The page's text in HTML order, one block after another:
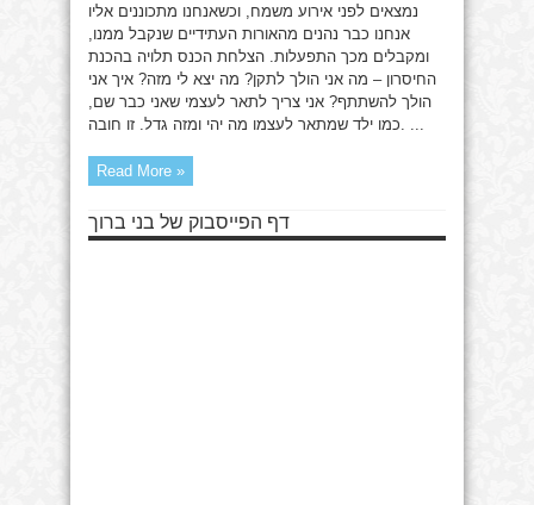
נמצאים לפני אירוע משמח, וכשאנחנו מתכוננים אליו
אנחנו כבר נהנים מהאורות העתידיים שנקבל ממנו,
ומקבלים מכך התפעלות. הצלחת הכנס תלויה בהכנת
החיסרון – מה אני הולך לתקן? מה יצא לי מזה? איך אני
הולך להשתתף? אני צריך לתאר לעצמי שאני כבר שם,
כמו ילד שמתאר לעצמו מה יהי ומזה גדל. זו חובה. ...
Read More »
דף הפייסבוק של בני ברוך